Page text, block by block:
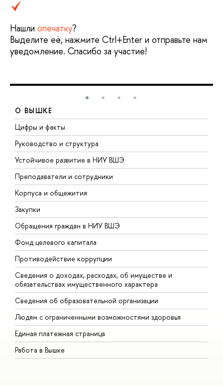
Нашли опечатку?
Выделите её, нажмите Ctrl+Enter и отправьте нам
уведомление. Спасибо за участие!
О ВЫШКЕ
Цифры и факты
Руководство и структура
Устойчивое развитие в НИУ ВШЭ
Преподаватели и сотрудники
Корпуса и общежития
Закупки
Обращения граждан в НИУ ВШЭ
Фонд целевого капитала
Противодействие коррупции
Сведения о доходах, расходах, об имуществе и
обязательствах имущественного характера
Сведения об образовательной организации
Людям с ограниченными возможностями здоровья
Единая платежная страница
Работа в Вышке